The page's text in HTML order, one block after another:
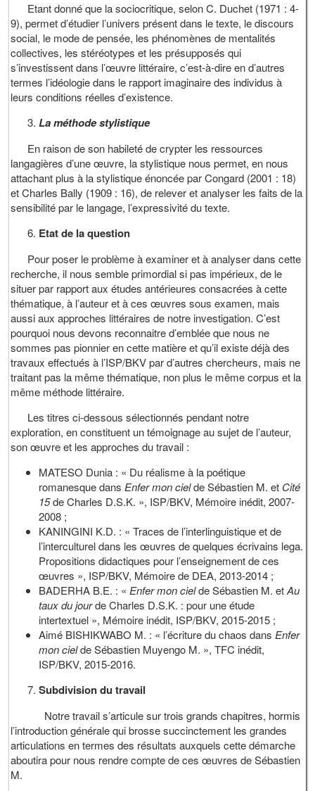
Etant donné que la sociocritique, selon C. Duchet (1971 : 4-
9), permet d’étudier l’univers présent dans le texte, le discours
social, le mode de pensée, les phénomènes de mentalités
collectives, les stéréotypes et les présupposés qui
s’investissent dans l’œuvre littéraire, c’est-à-dire en d’autres
termes l’idéologie dans le rapport imaginaire des individus à
leurs conditions réelles d’existence.
La méthode stylistique
En raison de son habileté de crypter les ressources
langagières d’une œuvre, la stylistique nous permet, en nous
attachant plus à la stylistique énoncée par Congard (2001 : 18)
et Charles Bally (1909 : 16), de relever et analyser les faits de la
sensibilité par le langage, l’expressivité du texte.
Etat de la question
Pour poser le problème à examiner et à analyser dans cette
recherche, il nous semble primordial si pas impérieux, de le
situer par rapport aux études antérieures consacrées à cette
thématique, à l’auteur et à ces œuvres sous examen, mais
aussi aux approches littéraires de notre investigation. C’est
pourquoi nous devons reconnaitre d’emblée que nous ne
sommes pas pionnier en cette matière et qu’il existe déjà des
travaux effectués à l’ISP/BKV par d’autres chercheurs, mais ne
traitant pas la même thématique, non plus le même corpus et la
même méthode littéraire.
Les titres ci-dessous sélectionnés pendant notre
exploration, en constituent un témoignage au sujet de l’auteur,
son œuvre et les approches du travail :
MATESO Dunia : « Du réalisme à la poétique
romanesque dans Enfer mon cielde Sébastien M. et Cité
15de Charles D.S.K. », ISP/BKV, Mémoire inédit, 2007-
2008 ;
KANINGINI K.D. : « Traces de l’interlinguistique et de
l’interculturel dans les œuvres de quelques écrivains lega.
Propositions didactiques pour l’enseignement de ces
œuvres », ISP/BKV, Mémoire de DEA, 2013-2014 ;
BADERHA B.E. : « Enfer mon cielde Sébastien M. etAu
taux du jourde Charles D.S.K. : pour une étude
intertextuel », Mémoire inédit, ISP/BKV, 2015-2015 ;
Aimé BISHIKWABO M. : « l’écriture du chaos dans Enfer
mon cielde Sébastien Muyengo M. », TFC inédit,
ISP/BKV, 2015-2016.
Subdivision du travail
Notre travail s’articule sur trois grands chapitres, hormis
l’introduction générale qui brosse succinctement les grandes
articulations en termes des résultats auxquels cette démarche
aboutira pour nous rendre compte de ces œuvres de Sébastien
M.